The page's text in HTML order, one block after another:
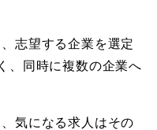
志望する企業を選定
、同時に複数の企業へ
気になる求人はその